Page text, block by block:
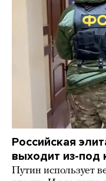
Российская
выходит из-под
Путин использует